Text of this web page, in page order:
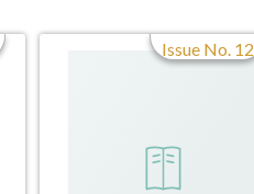
Issue No. 12